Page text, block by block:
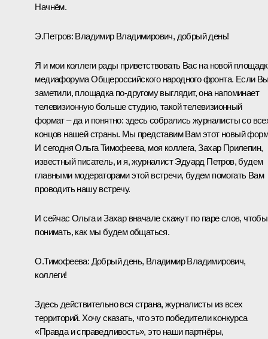
Начнём.
Э.Петров: Владимир Владимирович, добрый день!
Я и мои коллеги рады приветствовать Вас на новой
медиафорума Общероссийского народного фронта. Если
заметили, площадка по‑другому выглядит, она напоминает
телевизионную больше студию, такой телевизионный
формат – да и понятно: здесь собрались журналисты со
концов нашей страны. Мы представим Вам этот новый
И сегодня Ольга Тимофеева, моя коллега, Захар Прилепин,
известный писатель, и я, журналист Эдуард Петров, будем
главными модераторами этой встречи, будем помогать Вам
проводить нашу встречу.
И сейчас Ольга и Захар вначале скажут по паре слов, чтобы
понимать, как мы будем общаться.
О.Тимофеева: Добрый день, Владимир Владимирович,
коллеги!
Здесь действительно вся страна, журналисты из всех
территорий. Хочу сказать, что это победители конкурса
«Правда и справедливость», это наши партнёры,